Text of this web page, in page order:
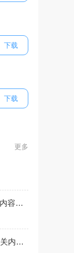
下载
下载
更多
奥特曼系列ol腾讯qq登陆版相关内容下载
新仙剑奇侠传之挥剑问情手游相关内容下载